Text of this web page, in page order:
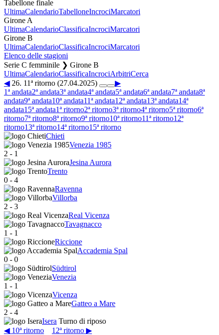
Tabellone finale
UltimaCalendarioTabelloneIncrociMarcatori
Girone A
UltimaCalendarioClassificaIncrociMarcatori
Girone B
UltimaCalendarioClassificaIncrociMarcatori
Elenco delle stagioni
Serie C femminile ❯ Girone B
UltimaCalendarioClassificaIncrociArbitriCerca
◀26. 11ª ritorno (27.04.2025)
▶
1ª andata2ª andata3ª andata4ª andata5ª andata6ª andata7ª andata8ª
andata9ª andata10ª andata11ª andata12ª andata13ª andata14ª
andata15ª andata1ª ritorno2ª ritorno3ª ritorno4ª ritorno5ª ritorno6ª
ritorno7ª ritorno8ª ritorno9ª ritorno10ª ritorno11ª ritorno12ª
ritorno13ª ritorno14ª ritorno15ª ritorno
Chieti
Venezia 1985
2 - 1
Jesina Aurora
Trento
0 - 4
Ravenna
Villorba
2 - 3
Real Vicenza
Tavagnacco
1 - 1
Riccione
Accademia Spal
0 - 0
Südtirol
Venezia
1 - 1
Vicenza
Gatteo a Mare
2 - 4
Isera Turno di riposo
◀ 10ª ritorno
12ª ritorno ▶